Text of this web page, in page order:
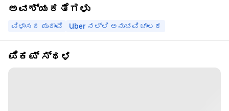
ಅವಶ್ಯಕತೆಗಳು
ವಿಳಾಸದ ಪುರಾವೆ Uber ನಲ್ಲಿ ಅನುಭವಿ ಚಾಲಕ
ಪಿಕಪ್ ಸ್ಥಳ